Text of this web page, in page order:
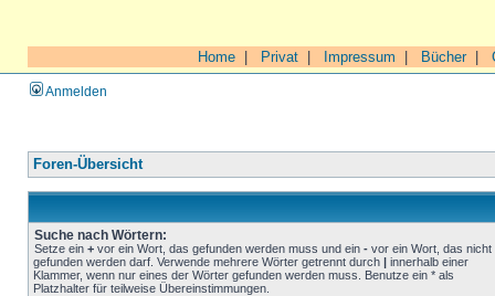
Home Privat Impressum Bücher|
Anmelden
Foren-Übersicht
Suche nach Wörtern:
Setze ein + vor ein Wort, das gefunden werden muss und ein - vor ein Wort, das nicht
gefunden werden darf. Verwende mehrere Wörter getrennt durch | innerhalb einer
Klammer, wenn nur eines der Wörter gefunden werden muss. Benutze ein * als
Platzhalter für teilweise Übereinstimmungen.